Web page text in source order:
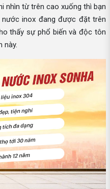
nhìn từ trên cao xuống thì bạn
inox đang được đặt trên
thấy sự phổ biến và độc tôn
này.